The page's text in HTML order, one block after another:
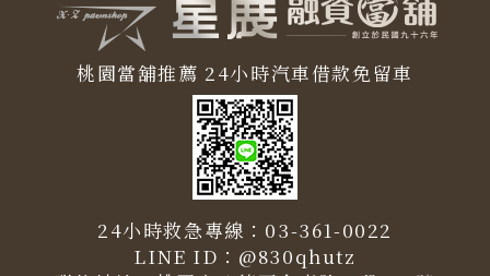
桃園當舖推薦 24小時汽車借款免留車
24小時救急專線： 03-361-0022
LINE ID： @830qhutz